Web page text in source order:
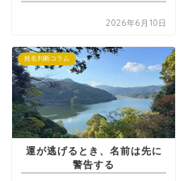
2026年6月10日
姓名判断コラム
運が逃げるとき、名前は先に
警告する